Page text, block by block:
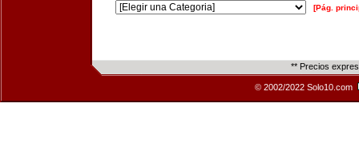
[Pág.
** Precios
© 2002/2022 Solo10.com